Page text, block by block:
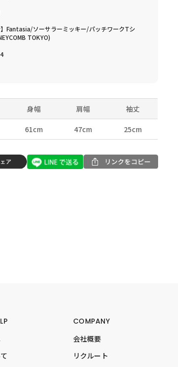
】Fantasia/ソーサラーミッキー/パッチワークTシ
TOKYO)
身幅 肩幅 袖丈
61cm 47cm 25cm
COMPANY
会社概要
リクルート